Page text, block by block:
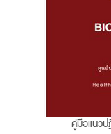
คู่มือแนว